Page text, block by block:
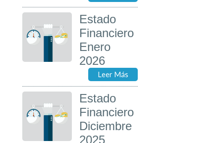
Estado
Financiero
Enero
2026
Leer Más
Estado
Financiero
Diciembre
2025